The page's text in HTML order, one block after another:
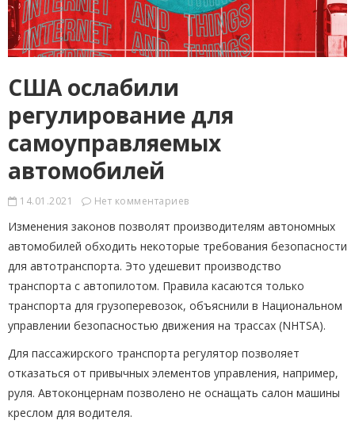
США ослабили
регулирование для
самоуправляемых
автомобилей
14.01.2021 Нет комментариев
Изменения законов позволят производителям автономных
автомобилей обходить некоторые требования безопасности
для автотранспорта. Это удешевит производство
транспорта с автопилотом. Правила касаются только
транспорта для грузоперевозок, объяснили в Национальном
управлении безопасностью движения на трассах (NHTSA).
Для пассажирского транспорта регулятор позволяет
отказаться от привычных элементов управления, например,
руля. Автоконцернам позволено не оснащать салон машины
креслом для водителя.